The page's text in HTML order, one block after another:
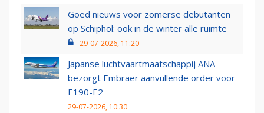
Goed nieuws voor zomerse debutanten
op Schiphol: ook in de winter alle ruimte
29-07-2026, 11:20
Japanse luchtvaartmaatschappij ANA
bezorgt Embraer aanvullende order voor
E190-E2
29-07-2026, 10:30